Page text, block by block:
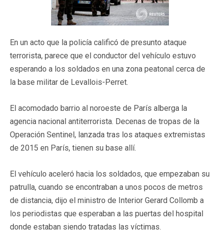
En un acto que la policía calificó de presunto ataque
terrorista, parece que el conductor del vehículo estuvo
esperando a los soldados en una zona peatonal cerca de
la base militar de Levallois-Perret.
El acomodado barrio al noroeste de París alberga la
agencia nacional antiterrorista. Decenas de tropas de la
Operación Sentinel, lanzada tras los ataques extremistas
de 2015 en París, tienen su base allí.
El vehículo aceleró hacia los soldados, que empezaban su
patrulla, cuando se encontraban a unos pocos de metros
de distancia, dijo el ministro de Interior Gerard Collomb a
los periodistas que esperaban a las puertas del hospital
donde estaban siendo tratadas las víctimas.